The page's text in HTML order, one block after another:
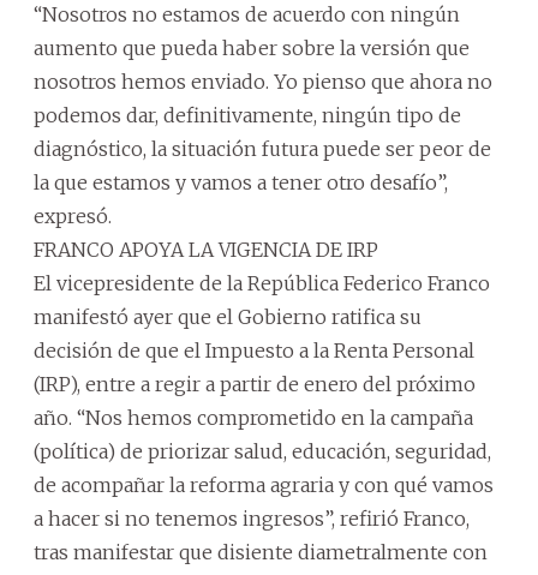
“Nosotros no estamos de acuerdo con ningún
aumento que pueda haber sobre la versión que
nosotros hemos enviado. Yo pienso que ahora no
podemos dar, definitivamente, ningún tipo de
diagnóstico, la situación futura puede ser peor de
la que estamos y vamos a tener otro desafío”,
expresó.
FRANCO APOYA LA VIGENCIA DE IRP
El vicepresidente de la República Federico Franco
manifestó ayer que el Gobierno ratifica su
decisión de que el Impuesto a la Renta Personal
(IRP), entre a regir a partir de enero del próximo
año. “Nos hemos comprometido en la campaña
(política) de priorizar salud, educación, seguridad,
de acompañar la reforma agraria y con qué vamos
a hacer si no tenemos ingresos”, refirió Franco,
tras manifestar que disiente diametralmente con